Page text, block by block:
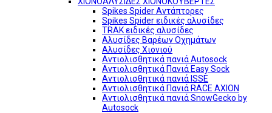
Spikes Spider Αντάπτορες
Spikes Spider ειδικές αλυσίδες
TRAK ειδικές αλυσίδες
Αλυσίδες Βαρέων Οχημάτων
Αλυσίδες Χιονιού
Αντιολισθητικά πανιά Autosock
Αντιολισθητικά Πανιά Easy Sock
Αντιολισθητικά πανιά ISSE
Αντιολισθητικά Πανιά RACE AXION
Αντιολισθητικά πανιά SnowGecko by
Autosock